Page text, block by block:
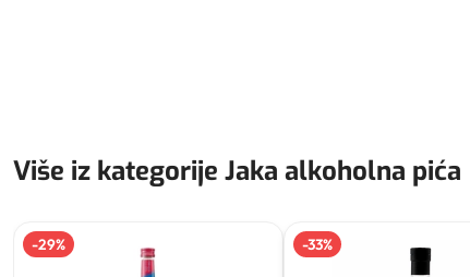
Više iz kategorije Jaka alkoholna pića
-29% -33%